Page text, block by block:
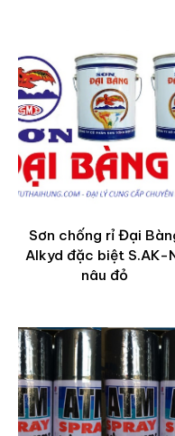
Sơn chống rỉ Đại
Alkyd đặc biệt S.AK-
nâu đỏ